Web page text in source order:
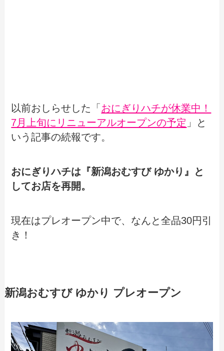
以前おしらせした「おにぎりハチが休業中！
7月上旬にリニューアルオープンの予定 」と
いう記事の続報です。
おにぎりハチは『新潟おむすび ゆかり』と
してお店を再開。
現在はプレオープン中で、なんと全品30円引
き！
新潟おむすび ゆかり プレオープン